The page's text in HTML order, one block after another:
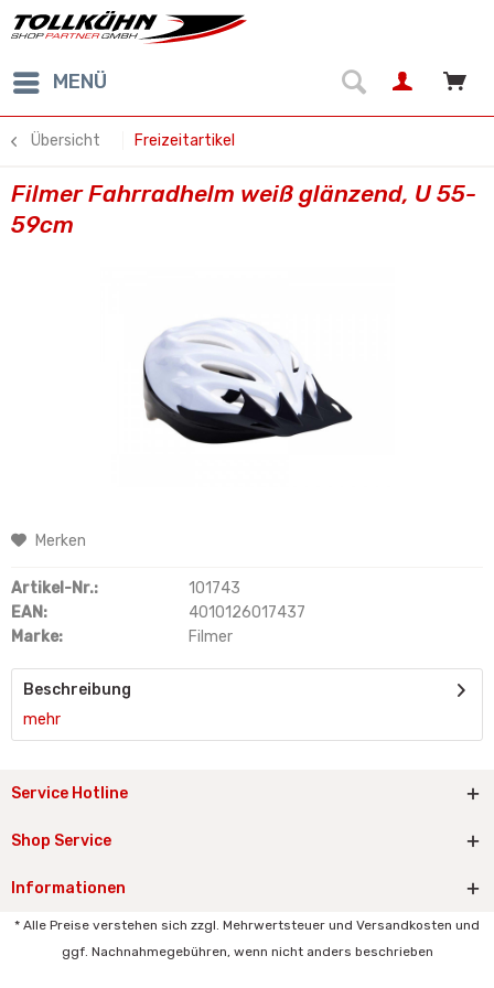
MENÜ
Übersicht Freizeitartikel
Filmer Fahrradhelm weiß glänzend, U 55-
59cm
Merken
Artikel-Nr.:
101743
EAN:
4010126017437
Marke:
Filmer
Beschreibung
mehr
Service Hotline
Shop Service
Informationen
* Alle Preise verstehen sich zzgl. Mehrwertsteuer und Versandkosten und
ggf. Nachnahmegebühren, wenn nicht anders beschrieben